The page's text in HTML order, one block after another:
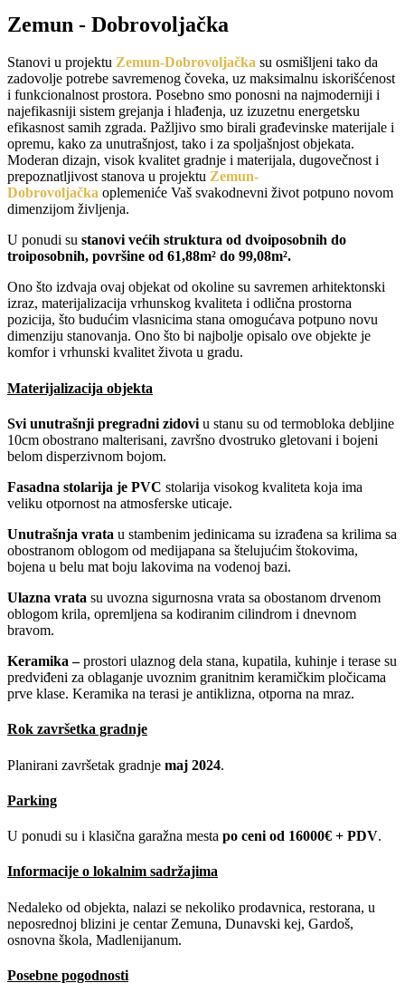
Zemun - Dobrovoljačka
Stanovi u projektu Zemun-Dobrovoljačka su osmišljeni tako da
zadovolje potrebe savremenog čoveka, uz maksimalnu iskorišćenost
i funkcionalnost prostora. Posebno smo ponosni na najmoderniji i
najefikasniji sistem grejanja i hlađenja, uz izuzetnu energetsku
efikasnost samih zgrada. Pažljivo smo birali građevinske materijale i
opremu, kako za unutrašnjost, tako i za spoljašnjost objekata.
Moderan dizajn, visok kvalitet gradnje i materijala, dugovečnost i
prepoznatljivost stanova u projektu Zemun-
Dobrovoljačka oplemeniće Vaš svakodnevni život potpuno novom
dimenzijom življenja.
U ponudi su stanovi većih struktura od dvoiposobnih do
troiposobnih, površine od 61,88m² do 99,08m².
Ono što izdvaja ovaj objekat od okoline su savremen arhitektonski
izraz, materijalizacija vrhunskog kvaliteta i odlična prostorna
pozicija, što budućim vlasnicima stana omogućava potpuno novu
dimenziju stanovanja. Ono što bi najbolje opisalo ove objekte je
komfor i vrhunski kvalitet života u gradu.
Materijalizacija objekta
Svi unutrašnji pregradni zidovi u stanu su od termobloka debljine
10cm obostrano malterisani, završno dvostruko gletovani i bojeni
belom disperzivnom bojom.
Fasadna stolarija je PVC stolarija visokog kvaliteta koja ima
veliku otpornost na atmosferske uticaje.
Unutrašnja vrata u stambenim jedinicama su izrađena sa krilima sa
obostranom oblogom od medijapana sa štelujućim štokovima,
bojena u belu mat boju lakovima na vodenoj bazi.
Ulazna vrata su uvozna sigurnosna vrata sa obostanom drvenom
oblogom krila, opremljena sa kodiranim cilindrom i dnevnom
bravom.
Keramika –prostori ulaznog dela stana, kupatila, kuhinje i terase su
predviđeni za oblaganje uvoznim granitnim keramičkim pločicama
prve klase. Keramika na terasi je antiklizna, otporna na mraz.
Rok završetka gradnje
Planirani završetak gradnje maj 2024.
Parking
U ponudi su i klasična garažna mesta po ceni od 16000€ + PDV.
Informacije o lokalnim sadržajima
Nedaleko od objekta, nalazi se nekoliko prodavnica, restorana, u
neposrednoj blizini je centar Zemuna, Dunavski kej, Gardoš,
osnovna škola, Madlenijanum.
Posebne pogodnosti